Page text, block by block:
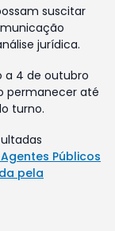
suscitar
jurídica.
a 4 de outubro
permanecer até
turno.
Públicos
pela